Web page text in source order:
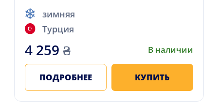
зимняя
Турция
4 259 ₴ В наличии
ПОДРОБНЕЕ КУПИТЬ